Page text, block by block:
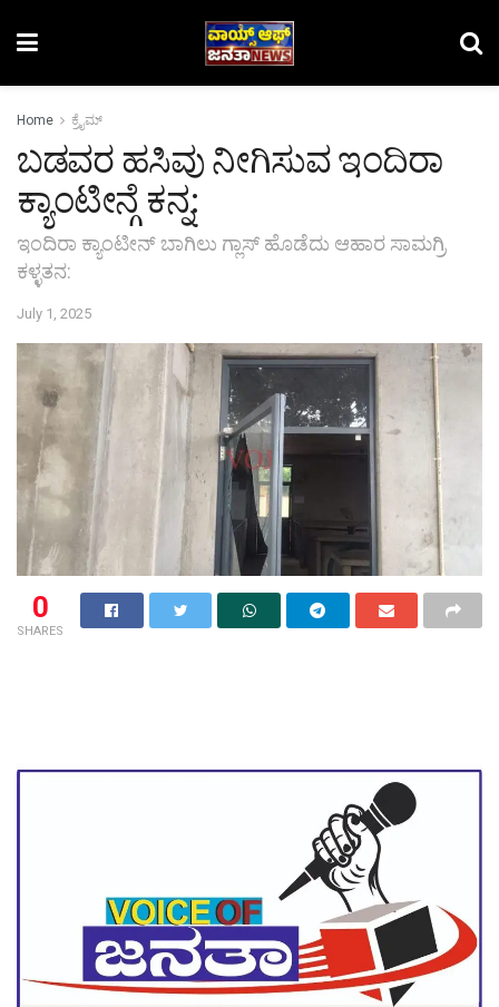
Home ಕ್ರೈಮ್‌
ಬಡವರ ಹಸಿವು ನೀಗಿಸುವ ಇಂದಿರಾ
ಕ್ಯಾಂಟೀನ್ಗೆ ಕನ್ನ:
ಇಂದಿರಾ ಕ್ಯಾಂಟೀನ್ ಬಾಗಿಲು ಗ್ಲಾಸ್ ಹೊಡೆದು ಆಹಾರ ಸಾಮಗ್ರಿ
ಕಳ್ಳತನ:
July 1, 2025
0
SHARES